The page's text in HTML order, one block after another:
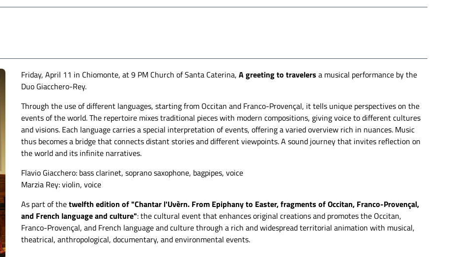
Friday, April 11 in Chiomonte, at 9 PM Church of Santa Caterina,A greeting to travelers a musical performance by the
Duo Giacchero-Rey.
Through the use of different languages, starting from Occitan and Franco-Provençal, it tells unique perspectives on the
events of the world. The repertoire mixes traditional pieces with modern compositions, giving voice to different cultures
and visions. Each language carries a special interpretation of events, offering a varied overview rich in nuances. Music
thus becomes a bridge that connects distant stories and different viewpoints. A sound journey that invites reflection on
the world and its infinite narratives.
Flavio Giacchero: bass clarinet, soprano saxophone, bagpipes, voice
Marzia Rey: violin, voice
As part of thetwelfth edition of "Chantar l'Uvèrn. From Epiphany to Easter, fragments of Occitan, Franco-Provençal,
and French language and culture": the cultural event that enhances original creationsand promotes the Occitan,
Franco-Provençal, and French language and culture through a rich and widespreadterritorial animation with musical,
theatrical, anthropological, documentary, and environmental events.